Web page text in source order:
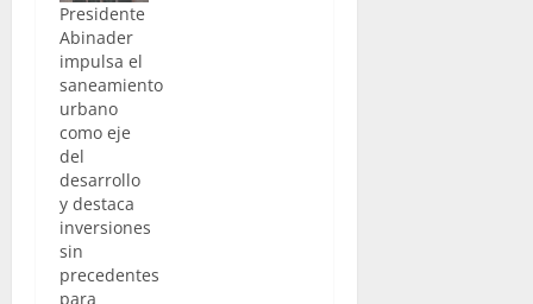
Presidente
Abinader
impulsa el
saneamiento
urbano
como eje
del
desarrollo
y destaca
inversiones
sin
precedentes
para